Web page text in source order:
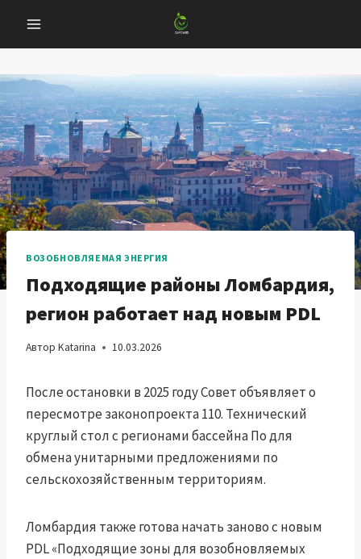
содержанию
ВОЗОБНОВЛЯЕМАЯ ЭНЕРГИЯ
Подходящие районы Ломбардия,
регион работает над новым PDL
Автор Katarina 10.03.2026
После остановки в 2025 году Совет объявляет о
пересмотре законопроекта 110. Технический
круглый стол с регионами бассейна По для
обмена унитарными предложениями по
сельскохозяйственным территориям.
Ломбардия также готова начать заново с новым
PDL «Подходящие зоны для возобновляемых